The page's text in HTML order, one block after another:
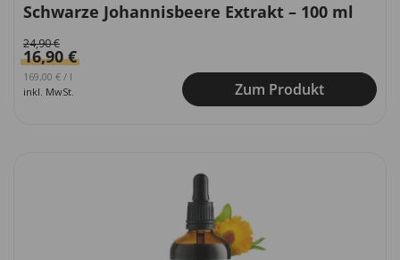
Schwarze Johannisbeere Extrakt – 100 ml
24,90€
16,90€
Ursprünglicher Preis war: 249,00 €
169,00 €Aktueller Preis ist: 169,00 €.
/ l
inkl. MwSt.
Zum Produkt